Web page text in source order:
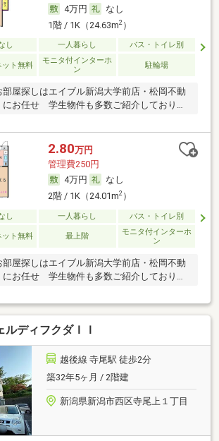
4万円
なし
1階 / 1K（24.63m2）
し 一人暮らし バス・トイレ別
ット無料
モニタ付インターホ
ン
駐輪場
部屋探しはエイブル新潟大学前店・松岡不動
にお任せ 学生物件も多数ご紹介しておりま
2.80万円
管理費250円
4万円
なし
2階 / 1K（24.01m2）
し 一人暮らし バス・トイレ別
ット無料 最上階
モニタ付インターホ
ン
部屋探しはエイブル新潟大学前店・松岡不動
にお任せ 学生物件も多数ご紹介しておりま
ルディフクダＩＩ
越後線 寺尾駅 徒歩2分
築32年5ヶ月 / 2階建
新潟県新潟市西区寺尾上１丁目